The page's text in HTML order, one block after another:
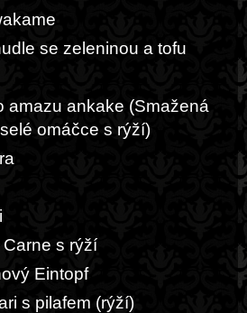
se zeleninou a tofu
amazu ankake (Smažená
omáčce s rýží)
s rýží
Eintopf
s pilafem (rýží)